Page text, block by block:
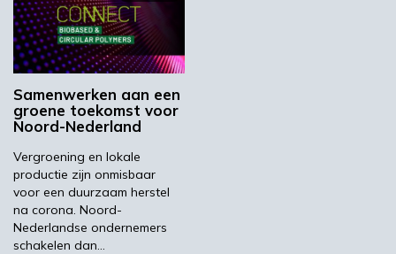
Meest gelezen
Samenwerken aan een
groene toekomst voor
Noord-Nederland
Vergroening en lokale
productie zijn onmisbaar
voor een duurzaam herstel
na corona. Noord-
Nederlandse ondernemers
schakelen dan…